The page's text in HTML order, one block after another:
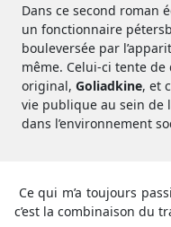
Dans ce second roman
un fonctionnaire
bouleversée par
même. Celui-ci tente
original, Goliadkine, et
vie publique au sein de
dans l’environnement
Ce qui m’a toujours
c’est la combinaison du